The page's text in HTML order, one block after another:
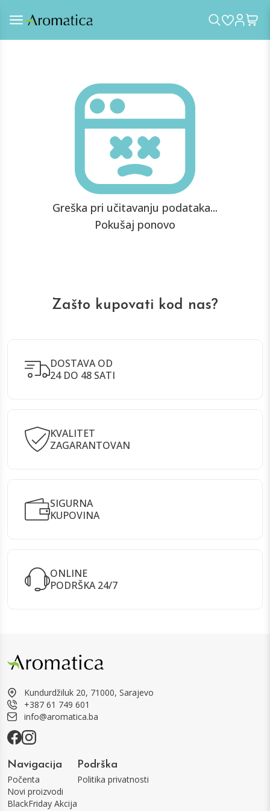
Greška pri učitavanju podataka...
Pokušaj ponovo
Zašto kupovati kod nas?
DOSTAVA OD
24 DO 48 SATI
KVALITET
ZAGARANTOVAN
SIGURNA
KUPOVINA
ONLINE
PODRŠKA 24/7
Kundurdžiluk 20, 71000, Sarajevo
+387 61 749 601
info@aromatica.ba
Navigacija
Počenta
Novi proizvodi
BlackFriday Akcija
Podrška
Politika privatnosti